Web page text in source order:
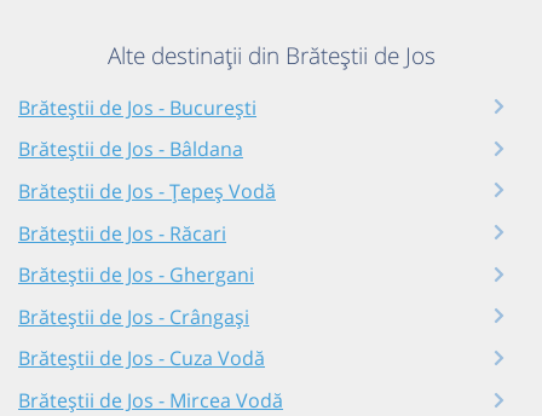
Alte destinații din Brăteștii de Jos
Brăteștii de Jos - București
Brăteștii de Jos - Bâldana
Brăteștii de Jos - Țepeș Vodă
Brăteștii de Jos - Răcari
Brăteștii de Jos - Ghergani
Brăteștii de Jos - Crângași
Brăteștii de Jos - Cuza Vodă
Brăteștii de Jos - Mircea Vodă